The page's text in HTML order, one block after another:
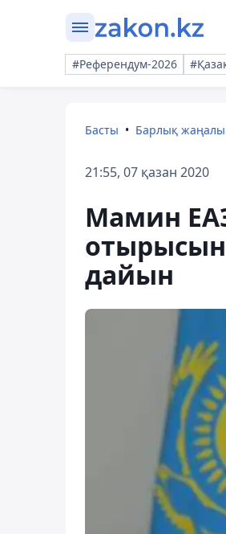
#Референдум-2026
Басты Барлық
21:55, 07 қазан 2020
Мамин
дайын